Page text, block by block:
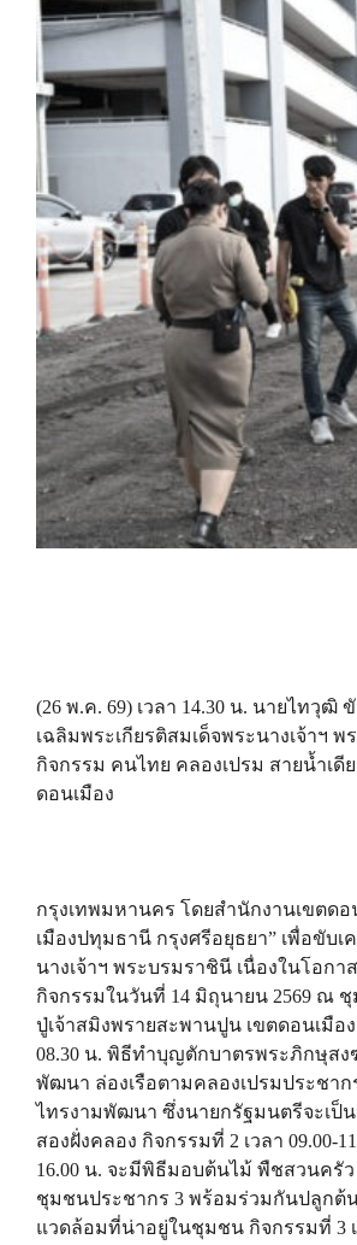
(26 พ.ค. 69) เวลา 14.30 น. นายไทวุ
เฉลิมพระเกียรติสมเด็จพระนางเจ้าฯ
กิจกรรม คนไทย คลองเปรม สายน้ำเดี
ดอนเมือง
กรุงเทพมหานคร โดยสำนักงานเขตดอ
เมืองปทุมธานี กรุงศรีอยุธยา” เพื่อขับ
นางเจ้าฯ พระบรมราชินี เนื่องในโอก
กิจกรรมในวันที่ 14 มิถุนายน 2569
ปู่เจ้าสมิงพรายสะพานปูน เขตดอนเมือ
08.30 น. พิธีทำบุญตักบาตรพระภิกษุสง
พัฒนา ล่องเรือตามคลองเปรมประชา
ไทรงามพัฒนา ซึ่งนายกรัฐมนตรีจะเป็
สองฝั่งคลอง กิจกรรมที่ 2 เวลา
16.00 น. จะมีพิธีมอบต้นไม้ พืชสวนค
ชุมชนประชากร 3 พร้อมร่วมกันปลูกต้
แวดล้อมที่น่าอยู่ในชุมชน กิจกรรมที่ 3 เ